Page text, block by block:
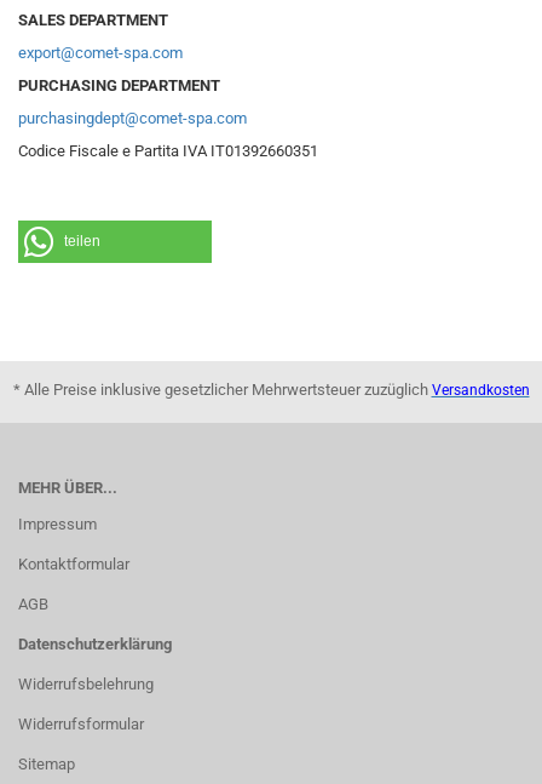
SALES DEPARTMENT
export@comet-spa.com
PURCHASING DEPARTMENT
purchasingdept@comet-spa.com
Codice Fiscale e Partita IVA IT01392660351
teilen
* Alle Preise inklusive gesetzlicher Mehrwertsteuer zuzüglich Versandkosten
MEHR ÜBER...
Impressum
Kontaktformular
AGB
Datenschutzerklärung
Widerrufsbelehrung
Widerrufsformular
Sitemap